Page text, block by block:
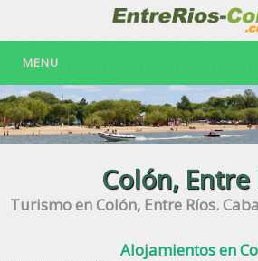
MENU
Colón, Entre
Turismo en Colón, Entre Ríos.
Alojamientos en